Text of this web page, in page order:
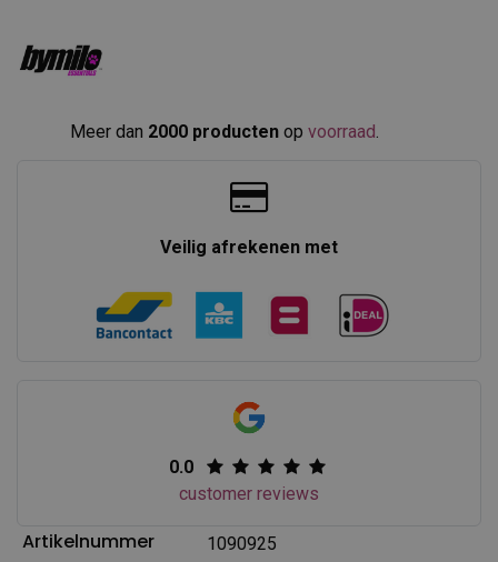
Meer dan 2000 producten op voorraad
Veilig afrekenen met
0.0
customer reviews
Artikelnummer 1090925